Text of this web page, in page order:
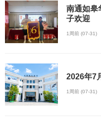
南通如皋
子欢迎
1周前 (07-31)
2026年7
1周前 (07-31)